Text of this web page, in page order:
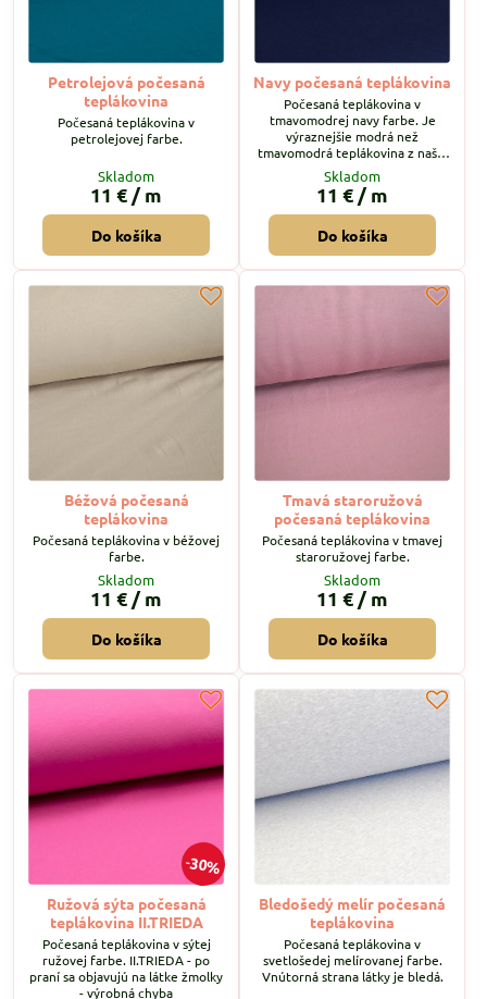
Petrolejová počesaná
teplákovina
Počesaná teplákovina v
petrolejovej farbe.
Skladom
11 € / m
Do košíka
Navy počesaná teplákovina
Počesaná teplákovina v
tmavomodrej navy farbe. Je
výraznejšie modrá než
tmavomodrá teplákovina z našej
ponuky.
Skladom
11 € / m
Do košíka
Béžová počesaná
teplákovina
Počesaná teplákovina v béžovej
farbe.
Skladom
11 € / m
Do košíka
Tmavá staroružová
počesaná teplákovina
Počesaná teplákovina v tmavej
staroružovej farbe.
Skladom
11 € / m
Do košíka
30%
Ružová sýta počesaná
teplákovina II.TRIEDA
Počesaná teplákovina v sýtej
ružovej farbe. II.TRIEDA - po
praní sa objavujú na látke žmolky
- výrobná chyba
Bledošedý melír počesaná
teplákovina
Počesaná teplákovina v
svetlošedej melírovanej farbe.
Vnútorná strana látky je bledá.